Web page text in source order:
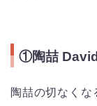
①陶喆
陶喆の切なくな